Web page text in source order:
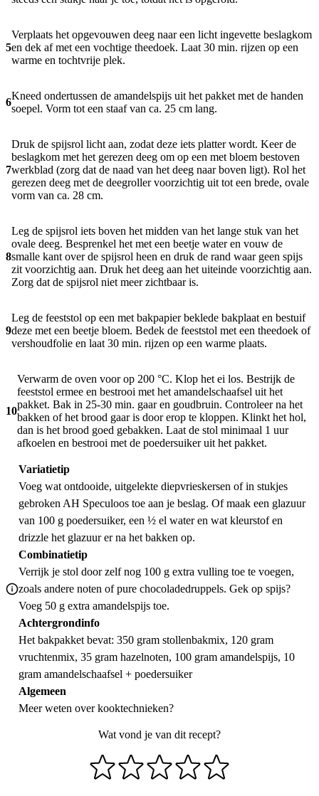
5
Verplaats het opgevouwen deeg naar een licht ingevette beslagkom
en dek af met een vochtige theedoek. Laat 30 min. rijzen op een
warme en tochtvrije plek.
6
Kneed ondertussen de amandelspijs uit het pakket met de handen
soepel. Vorm tot een staaf van ca. 25 cm lang.
7
Druk de spijsrol licht aan, zodat deze iets platter wordt. Keer de
beslagkom met het gerezen deeg om op een met bloem bestoven
werkblad (zorg dat de naad van het deeg naar boven ligt). Rol het
gerezen deeg met de deegroller voorzichtig uit tot een brede, ovale
vorm van ca. 28 cm.
8
Leg de spijsrol iets boven het midden van het lange stuk van het
ovale deeg. Besprenkel het met een beetje water en vouw de
smalle kant over de spijsrol heen en druk de rand waar geen spijs
zit voorzichtig aan. Druk het deeg aan het uiteinde voorzichtig aan.
Zorg dat de spijsrol niet meer zichtbaar is.
9
Leg de feeststol op een met bakpapier beklede bakplaat en bestuif
deze met een beetje bloem. Bedek de feeststol met een theedoek of
vershoudfolie en laat 30 min. rijzen op een warme plaats.
10
Verwarm de oven voor op 200 °C. Klop het ei los. Bestrijk de
feeststol ermee en bestrooi met het amandelschaafsel uit het
pakket. Bak in 25-30 min. gaar en goudbruin. Controleer na het
bakken of het brood gaar is door erop te kloppen. Klinkt het hol,
dan is het brood goed gebakken. Laat de stol minimaal 1 uur
afkoelen en bestrooi met de poedersuiker uit het pakket.
Variatietip
Voeg wat ontdooide, uitgelekte diepvrieskersen of in stukjes
gebroken AH Speculoos toe aan je beslag. Of maak een glazuur
van 100 g poedersuiker, een ½ el water en wat kleurstof en
drizzle het glazuur er na het bakken op.
Combinatietip
Verrijk je stol door zelf nog 100 g extra vulling toe te voegen,
zoals andere noten of pure chocoladedruppels. Gek op spijs?
Voeg 50 g extra amandelspijs toe.
Achtergrondinfo
Het bakpakket bevat: 350 gram stollenbakmix, 120 gram
vruchtenmix, 35 gram hazelnoten, 100 gram amandelspijs, 10
gram amandelschaafsel + poedersuiker
Algemeen
Meer weten overkooktechnieken?
Wat vond je van dit recept?